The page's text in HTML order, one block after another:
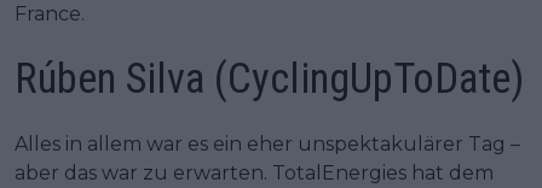
France.
Rúben Silva (CyclingUpToDate)
Alles in allem war es ein eher unspektakulärer Tag –
aber das war zu erwarten. TotalEnergies hat dem